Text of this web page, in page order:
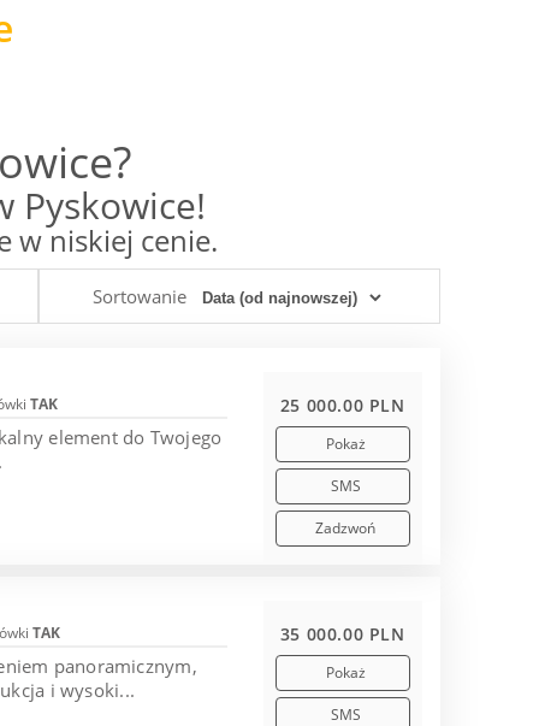
Pyskowice!
w niskiej cenie.
Sortowanie
TAK
element do Twojego
25 000.00 PLN
Pokaż
SMS
Zadzwoń
TAK
panoramicznym,
i wysoki...
35 000.00 PLN
Pokaż
SMS